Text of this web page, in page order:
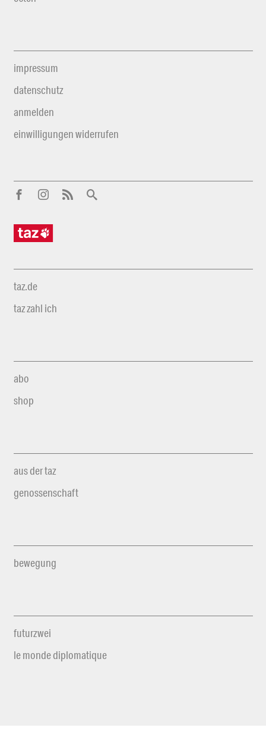
impressum
datenschutz
anmelden
einwilligungen widerrufen
taz.de
taz zahl ich
abo
shop
aus der taz
genossenschaft
bewegung
futurzwei
le monde diplomatique